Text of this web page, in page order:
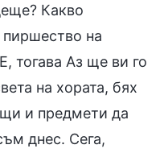
Какво
пиршество на
тогава Аз ще ви го
на хората, бях
и предмети да
днес. Сега,